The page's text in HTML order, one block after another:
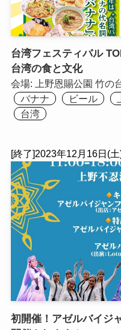
台湾フェスティバル
台湾の食と文化
会場:
上野恩賜公園 竹の
バナナ
ビール
台湾
[終了]2023年12月16日(
初開催！アゼルバイジ